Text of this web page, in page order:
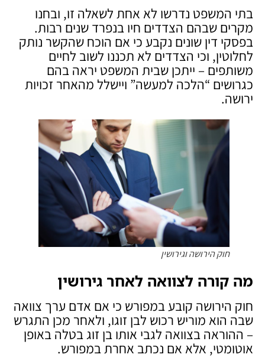
בתי המשפט נדרשו לא אחת לשאלה זו, ובחנו
מקרים שבהם הצדדים חיו בנפרד שנים רבות.
בפסקי דין שונים נקבע כי אם הוכח שהקשר נותק
לחלוטין, וכי הצדדים לא תכננו לשוב לחיים
משותפים – ייתכן שבית המשפט יראה בהם
כגרושים “הלכה למעשה” ויישלל מהאחר זכויות
ירושה.
חוק הירושה וגירושין
מה קורה לצוואה לאחר גירושין
חוק הירושה קובע במפורש כי אם אדם ערך צוואה
שבה הוא מוריש רכוש לבן זוגו, ולאחר מכן התגרש
– ההוראה בצוואה לגבי אותו בן זוג בטלה באופן
אוטומטי, אלא אם נכתב אחרת במפורש.